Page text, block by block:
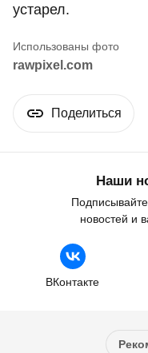
устарел.
rawpixel.com
Поделиться
Наши
новостей и
ВКонтакте